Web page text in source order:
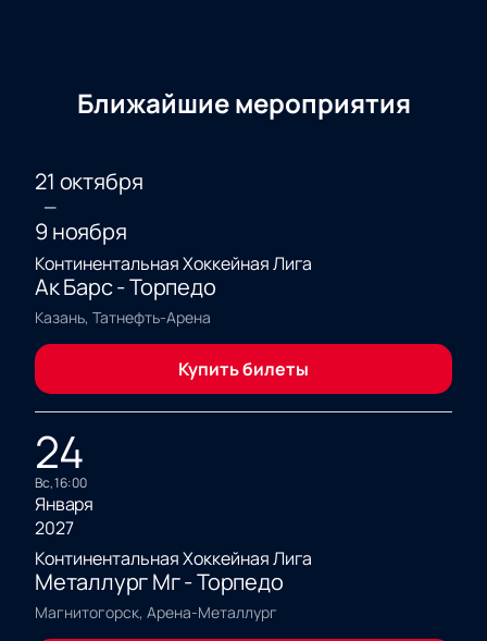
Ближайшие мероприятия
21 октября
—
9 ноября
Континентальная Хоккейная Лига
Ак Барс - Торпедо
Казань, Татнефть-Арена
Купить билеты
24
вс, 16:00
Января
2027
Континентальная Хоккейная Лига
Металлург Мг - Торпедо
Магнитогорск, Арена-Металлург